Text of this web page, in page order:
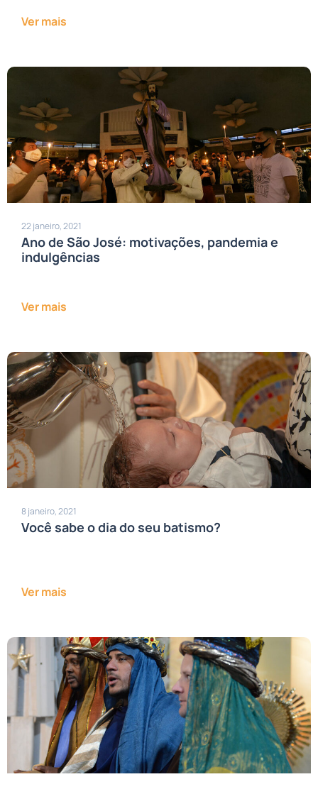
Ver mais
22 janeiro, 2021
Ano de São José: motivações, pandemia e
indulgências
Ver mais
8 janeiro, 2021
Você sabe o dia do seu batismo?
Ver mais